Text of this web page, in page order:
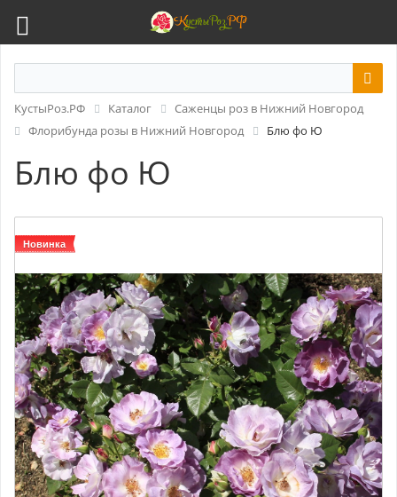
КустыРоз.РФ Каталог
Саженцы роз в Нижний Новгород
Флорибунда розы в Нижний Новгород
Блю фо Ю
Блю фо Ю
Новинка